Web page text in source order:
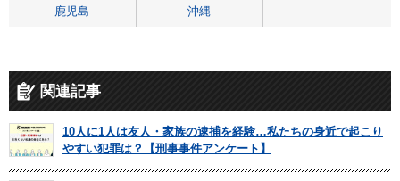
鹿児島 沖縄
関連記事
10人に1人は友人・家族の逮捕を経験…私たちの身近で起こり
やすい犯罪は？【刑事事件アンケート】